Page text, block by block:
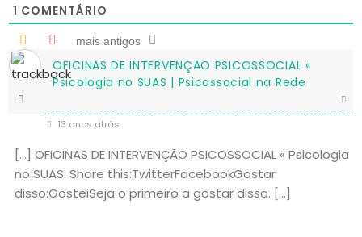
1 COMENTÁRIO
mais antigos
OFICINAS DE INTERVENÇÃO PSICOSSOCIAL «
Psicologia no SUAS | Psicossocial na Rede
13 anos atrás
[…] OFICINAS DE INTERVENÇÃO PSICOSSOCIAL « Psicologia
no SUAS. Share this:TwitterFacebookGostar
disso:GosteiSeja o primeiro a gostar disso. […]